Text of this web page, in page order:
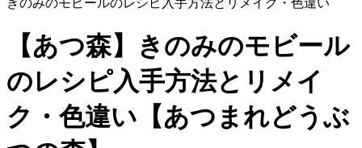
きのみのモビールのレシピ入手方法とリメイク・色違い
【あつ森】きのみのモビール
のレシピ入手方法とリメイ
ク・色違い【あつまれどうぶ